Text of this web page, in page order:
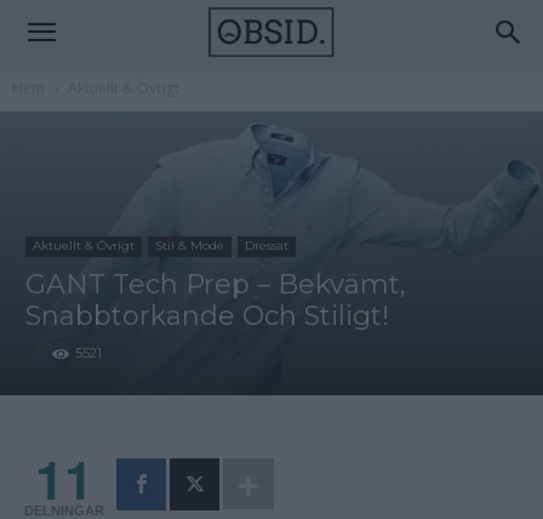
Aktuellt & Övrigt Stil & Mode Dressat
GANT Tech Prep – Bekvämt,
Snabbtorkande Och Stiligt!
5521
11
DELNINGAR